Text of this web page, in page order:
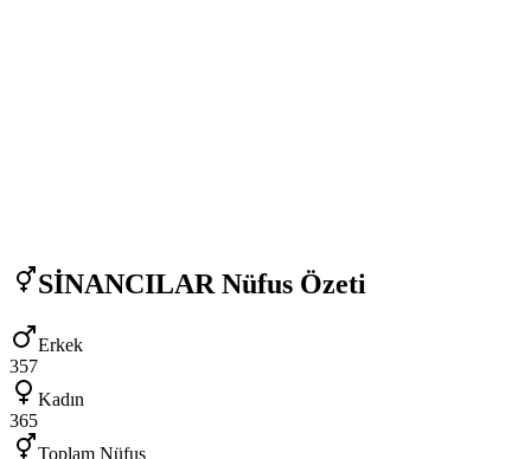
SİNANCILAR Nüfus Özeti
Erkek
357
Kadın
365
Toplam Nüfus